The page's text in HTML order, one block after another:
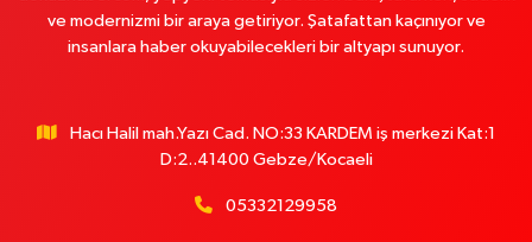
ve modernizmi bir araya getiriyor. Şatafattan kaçınıyor ve
insanlara haber okuyabilecekleri bir altyapı sunuyor.
Hacı Halil mah.Yazı Cad. NO:33 KARDEM iş merkezi Kat:1
D:2..41400 Gebze/Kocaeli
05332129958